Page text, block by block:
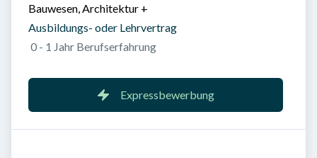
Bauwesen, Architektur +
Ausbildungs- oder Lehrvertrag
0 - 1 Jahr Berufserfahrung
Expressbewerbung